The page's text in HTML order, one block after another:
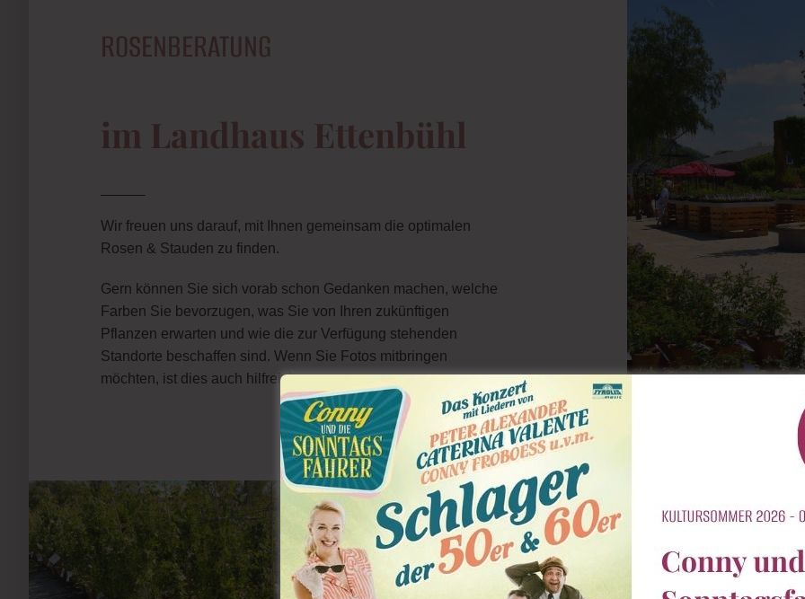
ROSENBERATUNG
im Landhaus Ettenbühl
Wir freuen uns darauf, mit Ihnen gemeinsam die optimalen
Rosen & Stauden zu finden.
Gern können Sie sich vorab schon Gedanken machen, welche
Farben Sie bevorzugen, was Sie von Ihren zukünftigen
Pflanzen erwarten und wie die zur Verfügung stehenden
Standorte beschaffen sind. Wenn Sie Fotos mitbringen
möchten, ist dies auch hilfreich.